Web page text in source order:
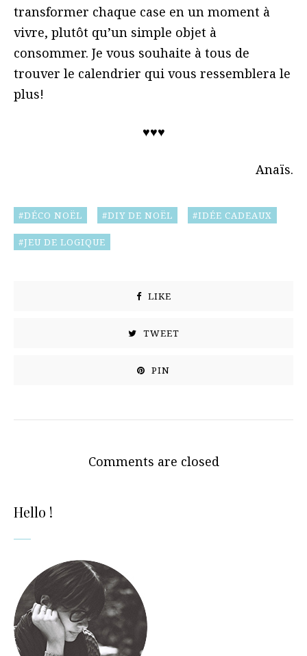
transformer chaque case en un moment à
vivre, plutôt qu’un simple objet à
consommer. Je vous souhaite à tous de
trouver le calendrier qui vous ressemblera le
plus!
♥♥♥
Anaïs.
DÉCO NOËL DIY DE NOËL IDÉE CADEAUX
JEU DE LOGIQUE
LIKE
TWEET
PIN
Comments are closed
Hello !